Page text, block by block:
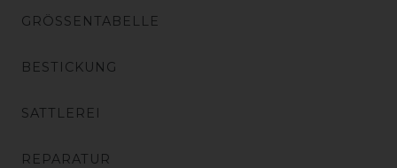
GRÖSSENTABELLE
BESTICKUNG
SATTLEREI
REPARATUR